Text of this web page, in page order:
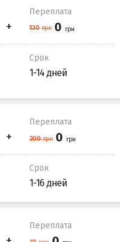
Переплата
Срок
1-14 дней
Переплата
Срок
1-16 дней
Переплата